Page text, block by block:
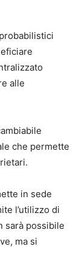
alle
che permette
in sede
l’utilizzo di
sarà possibile
ma si